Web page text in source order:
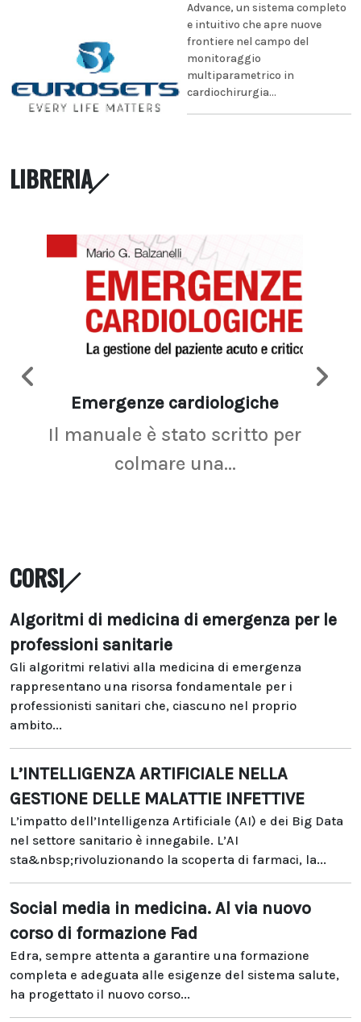
Advance, un sistema completo
e intuitivo che apre nuove
frontiere nel campo del
monitoraggio
multiparametrico in
cardiochirurgia...
LIBRERIA
Emergenze cardiologiche
Il manuale è stato scritto per
colmare una...
CORSI
Algoritmi di medicina di emergenza per le
professioni sanitarie
Gli algoritmi relativi alla medicina di emergenza
rappresentano una risorsa fondamentale per i
professionisti sanitari che, ciascuno nel proprio
ambito...
L’INTELLIGENZA ARTIFICIALE NELLA
GESTIONE DELLE MALATTIE INFETTIVE
L’impatto dell’Intelligenza Artificiale (AI) e dei Big Data
nel settore sanitario è innegabile. L’AI
sta&nbsp;rivoluzionando la scoperta di farmaci, la...
Social media in medicina. Al via nuovo
corso di formazione Fad
Edra, sempre attenta a garantire una formazione
completa e adeguata alle esigenze del sistema salute,
ha progettato il nuovo corso...